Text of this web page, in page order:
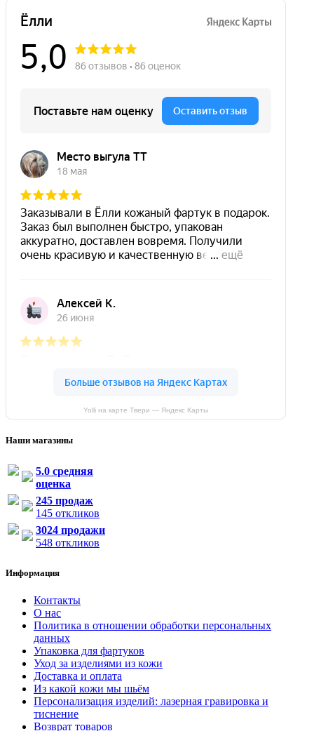
Yolli на карте Твери — Яндекс Карты
Наши магазины
5.0 средняя
оценка
245 продаж
145 откликов
3024 продажи
548 откликов
Информация
Контакты
О нас
Политика в отношении обработки персональных
данных
Упаковка для фартуков
Уход за изделиями из кожи
Доставка и оплата
Из какой кожи мы шьём
Персонализация изделий: лазерная гравировка и
тиснение
Возврат товаров